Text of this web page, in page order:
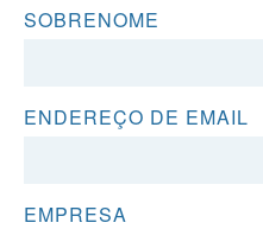
SOBRENOME
ENDEREÇO DE EMAIL
EMPRESA